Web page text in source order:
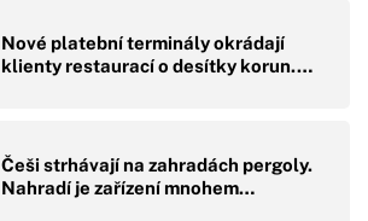
Nové platební terminály okrádají
klienty restaurací o desítky korun.…
Češi strhávají na zahradách pergoly.
Nahradí je zařízení mnohem…